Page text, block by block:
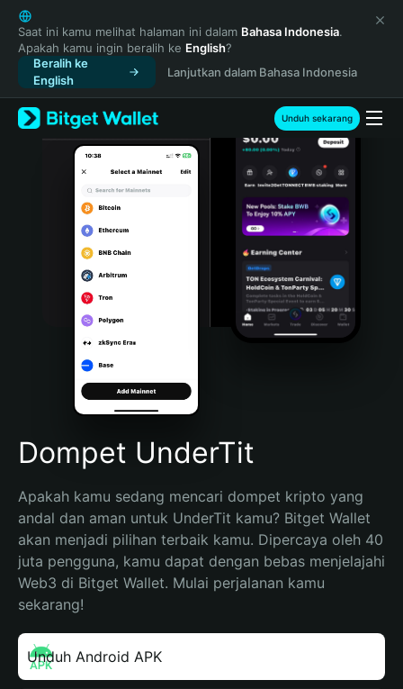
English
日本語
Tiếng Việt
Русский
Español (Latinoamérica)
Türkçe
Italiano
Português (Portugal)
Bahasa Indonesia
Português (Brasil)
Español (Argentina)
Saat ini kamu melihat halaman ini dalam Bahasa Indonesia.
Apakah kamu ingin beralih ke English?
Beralih ke
English
Lanjutkan dalam Bahasa Indonesia
Unduh sekarang
Dompet UnderTit
Apakah kamu sedang mencari dompet kripto yang
andal dan aman untuk UnderTit kamu? Bitget Wallet
akan menjadi pilihan terbaik kamu. Dipercaya oleh 40
juta pengguna, kamu dapat dengan bebas menjelajahi
Web3 di Bitget Wallet. Mulai perjalanan kamu
sekarang!
Unduh Android APK